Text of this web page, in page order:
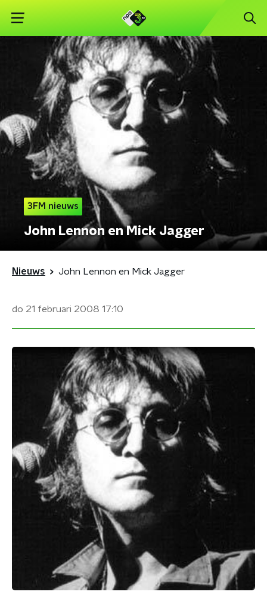
3FM nieuws
John Lennon en Mick Jagger
Nieuws John Lennon en Mick Jagger
do 21 februari 2008 17:10